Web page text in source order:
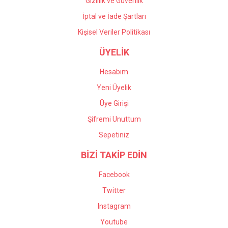
İptal ve İade Şartları
Kişisel Veriler Politikası
ÜYELİK
Hesabım
Yeni Üyelik
Üye Girişi
Şifremi Unuttum
Sepetiniz
BİZİ TAKİP EDİN
Facebook
Twitter
Instagram
Youtube